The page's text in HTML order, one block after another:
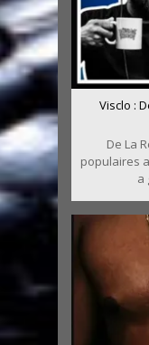
Visclo :
De La
populaires
a